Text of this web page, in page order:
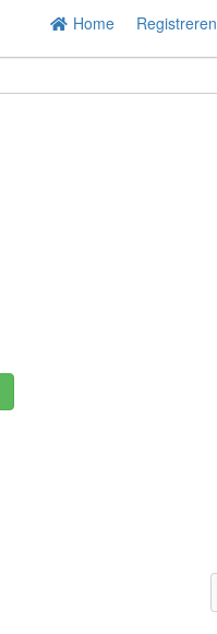
Home Registreren